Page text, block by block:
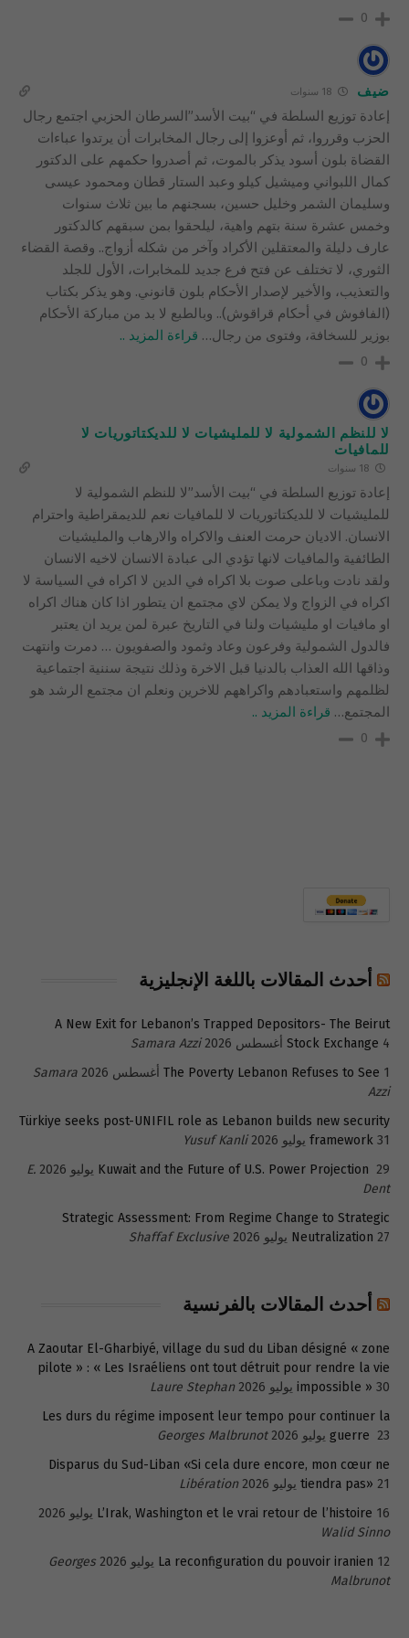
0
ضيف 18 سنوات
إعادة توزيع السلطة في “بيت الأسد”السرطان الحزبي اجتمع رجال
الحزب وقرروا، ثم أوعزوا إلى رجال المخابرات أن يرتدوا عباءات
القضاة بلون أسود يذكر بالموت، ثم أصدروا حكمهم على الدكتور
كمال اللبواني وميشيل كيلو وعبد الستار قطان ومحمود عيسى
وسليمان الشمر وخليل حسين، بسجنهم ما بين ثلاث سنوات
وخمس عشرة سنة بتهم واهية، ليلحقوا بمن سبقهم كالدكتور
عارف دليلة والمعتقلين الأكراد وآخر من شكله أزواج.. وقصة القضاء
الثوري، لا تختلف عن فتح فرع جديد للمخابرات، الأول للجلد
والتعذيب، والأخير لإصدار الأحكام بلون قانوني. وهو يذكر بكتاب
(الفافوش في أحكام قراقوش).. وبالطبع لا بد من مباركة الأحكام
بوزير للسخافة، وفتوى من رجال… قراءة المزيد ..
0
لا للنظم الشمولية لا للمليشيات لا للديكتاتوريات لا
للمافيات
إعادة توزيع السلطة في “بيت الأسد”لا للنظم الشمولية لا
للمليشيات لا للديكتاتوريات لا للمافيات نعم للديمقراطية واحترام
الانسان. الاديان حرمت العنف والاكراه والارهاب والمليشيات
الطائفية والمافيات لانها تؤدي الى عبادة الانسان لاخيه الانسان
ولقد نادت وباعلى صوت بلا اكراه في الدين لا اكراه في السياسة لا
اكراه في الزواج ولا يمكن لاي مجتمع ان يتطور اذا كان هناك اكراه
او مافيات او مليشيات ولنا في التاريخ عبرة لمن يريد ان يعتبر
فالدول الشمولية وفرعون وعاد وثمود والصفويون … دمرت وانتهت
وذاقها الله العذاب بالدنيا قبل الاخرة وذلك نتيجة سننية اجتماعية
لظلمهم واستعبادهم واكراههم للاخرين ونعلم ان مجتمع الرشد هو
المجتمع… قراءة المزيد ..
0
أحدث المقالات باللغة الإنجليزية
A New Exit for Lebanon’s Trapped Depositors- The Beirut
Stock Exchange 4 أغسطس 2026
Samara Azzi
The Poverty Lebanon Refuses to See 1 أغسطس 2026
Samara
Azzi
Türkiye seeks post-UNIFIL role as Lebanon builds new security
framework 31 يوليو 2026
Yusuf Kanli
Kuwait and the Future of U.S. Power Projection 29 يوليو 2026
E.
Dent
Strategic Assessment: From Regime Change to Strategic
Neutralization 27 يوليو 2026 Shaffaf Exclusive
أحدث المقالات بالفرنسية
A Zaoutar El-Gharbiyé, village du sud du Liban désigné « zone
pilote » : « Les Israéliens ont tout détruit pour rendre la vie
impossible » 30 يوليو 2026
Laure Stephan
Les durs du régime imposent leur tempo pour continuer la
guerre 23 يوليو 2026
Georges Malbrunot
Disparus du Sud-Liban «Si cela dure encore, mon cœur ne
tiendra pas» 21 يوليو 2026
Libération
L’Irak, Washington et le vrai retour de l’histoire 16 يوليو 2026
Walid Sinno
La reconfiguration du pouvoir iranien 12 يوليو 2026
Georges
Malbrunot